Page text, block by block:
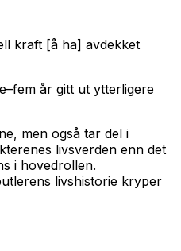
kraft [å ha] avdekket
år gitt ut ytterligere
men også tar del i
livsverden enn det
i hovedrollen.
livshistorie kryper